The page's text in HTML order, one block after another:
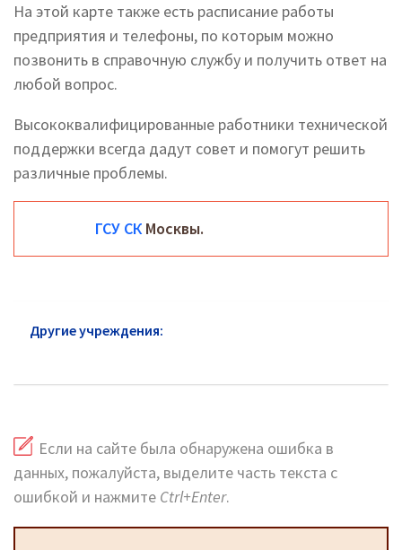
На этой карте также есть расписание работы
предприятия и телефоны, по которым можно
позвонить в справочную службу и получить ответ на
любой вопрос.
Высококвалифицированные работники технической
поддержки всегда дадут совет и помогут решить
различные проблемы.
ГСУ СКМосквы.
Другие учреждения:
Если на сайте была обнаружена ошибка в
данных, пожалуйста, выделите часть текста с
ошибкой и нажмите Ctrl+Enter.